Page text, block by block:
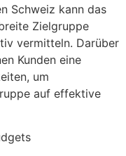
Schweiz kann das
Zielgruppe
vermitteln. Darüber
Kunden eine
um
auf effektive